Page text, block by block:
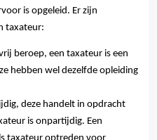
is opgeleid. Er zijn
taxateur:
beroep, een taxateur is een
hebben wel dezelfde opleiding
deze handelt in opdracht
is onpartijdig. Een